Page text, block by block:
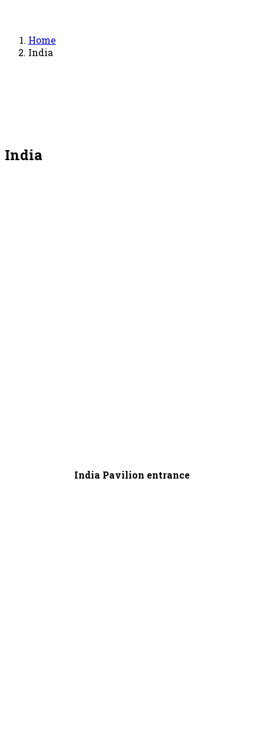
Home
India
India
India Pavilion entrance